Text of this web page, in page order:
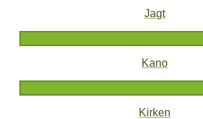
Jagt
Kano
Kirken